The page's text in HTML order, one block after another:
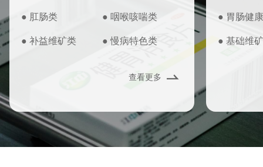
● 肛肠类 ● 咽喉咳喘类
● 补益维矿类 ● 慢病特色类
查看更多
● 胃肠健
● 基础维